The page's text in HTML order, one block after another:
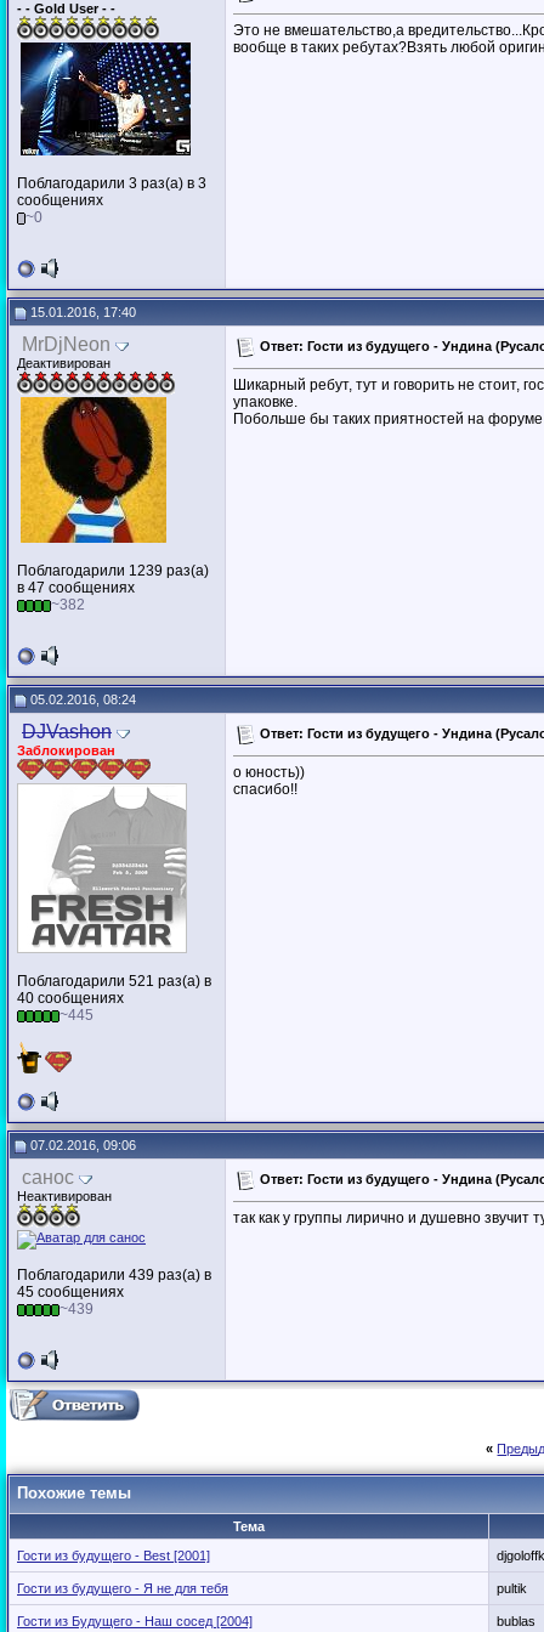
- - Gold User - -
Поблагодарили 3 раз(а) в 3
сообщениях
~0
Это не вмешательство,а
вообще в таких ребутах?Взять любой
15.01.2016, 17:40
MrDjNeon
Деактивирован
Поблагодарили 1239 раз(а)
в 47 сообщениях
~382
Ответ: Гости из будущего - Ундина
Шикарный ребут, тут и говорить не стоит,
упаковке.
Побольше бы таких приятностей на
05.02.2016, 08:24
DJVashon
Заблокирован
Поблагодарили 521 раз(а) в
40 сообщениях
~445
Ответ: Гости из будущего - Ундина
о юность))
спасибо!!
07.02.2016, 09:06
санос
Неактивирован
Поблагодарили 439 раз(а) в
45 сообщениях
~439
Ответ: Гости из будущего - Ундина
так как у группы лирично и душевно звучит
«
Похожие темы
Тема
Гости из будущего - Best [2001]
Гости из будущего - Я не для тебя pultik
Гости из Будущего - Наш сосед [2004] bublas